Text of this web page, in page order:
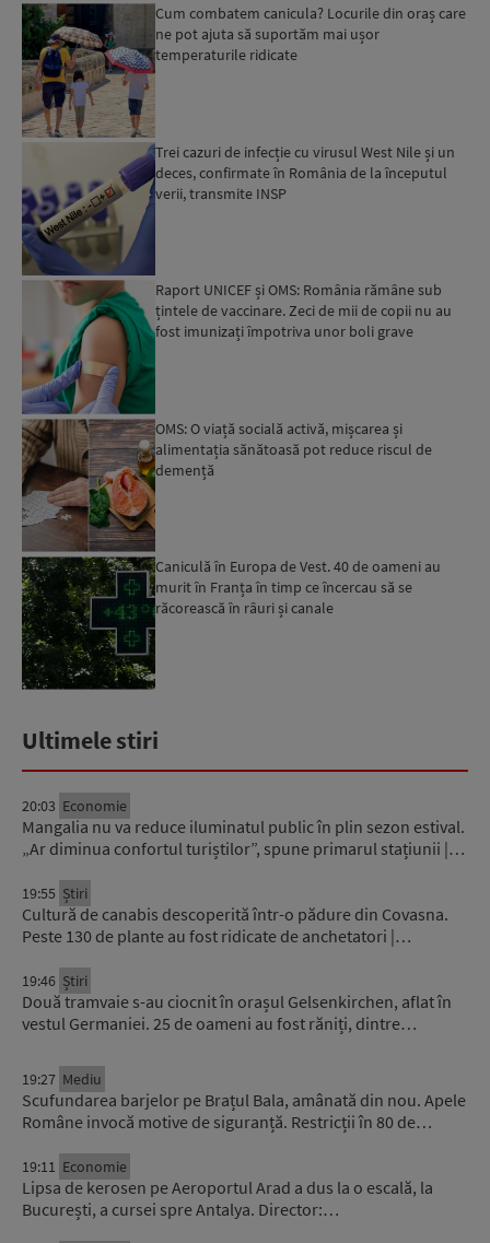
Cum combatem canicula? Locurile din oraș care
ne pot ajuta să suportăm mai ușor
temperaturile ridicate
Trei cazuri de infecție cu virusul West Nile și un
deces, confirmate în România de la începutul
verii, transmite INSP
Raport UNICEF și OMS: România rămâne sub
țintele de vaccinare. Zeci de mii de copii nu au
fost imunizați împotriva unor boli grave
OMS: O viață socială activă, mișcarea și
alimentația sănătoasă pot reduce riscul de
demență
Caniculă în Europa de Vest. 40 de oameni au
murit în Franța în timp ce încercau să se
răcorească în râuri și canale
Ultimele stiri
20:03 Economie
Mangalia nu va reduce iluminatul public în plin sezon estival.
„Ar diminua confortul turiștilor”, spune primarul stațiunii |…
19:55 Știri
Cultură de canabis descoperită într-o pădure din Covasna.
Peste 130 de plante au fost ridicate de anchetatori |…
19:46 Știri
Două tramvaie s-au ciocnit în orașul Gelsenkirchen, aflat în
vestul Germaniei. 25 de oameni au fost răniți, dintre…
19:27 Mediu
Scufundarea barjelor pe Brațul Bala, amânată din nou. Apele
Române invocă motive de siguranță. Restricții în 80 de…
19:11 Economie
Lipsa de kerosen pe Aeroportul Arad a dus la o escală, la
București, a cursei spre Antalya. Director:…